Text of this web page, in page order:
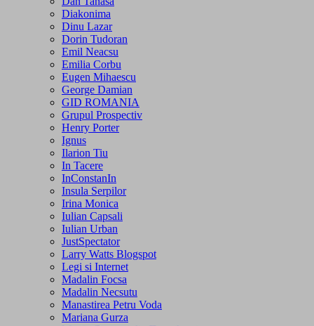
Diakonima
Dinu Lazar
Dorin Tudoran
Emil Neacsu
Emilia Corbu
Eugen Mihaescu
George Damian
GID ROMANIA
Grupul Prospectiv
Henry Porter
Ignus
Ilarion Tiu
In Tacere
InConstanIn
Insula Serpilor
Irina Monica
Iulian Capsali
Iulian Urban
JustSpectator
Larry Watts Blogspot
Legi si Internet
Madalin Focsa
Madalin Necsutu
Manastirea Petru Voda
Mariana Gurza